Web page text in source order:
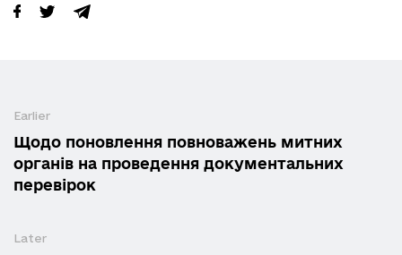
Earlier
Щодо поновлення повноважень митних
органів на проведення документальних
перевірок
Later